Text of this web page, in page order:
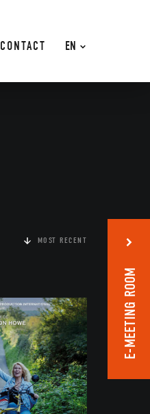
EN
CONTACT
MOST RECENT
E-MEETING ROOM